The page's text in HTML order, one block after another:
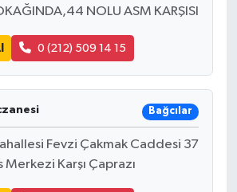
NOLU ASM KARŞISI
0 (212) 509 14 15
Bağcılar
Fevzi Çakmak Caddesi 37
Merkezi Karşı Çaprazı